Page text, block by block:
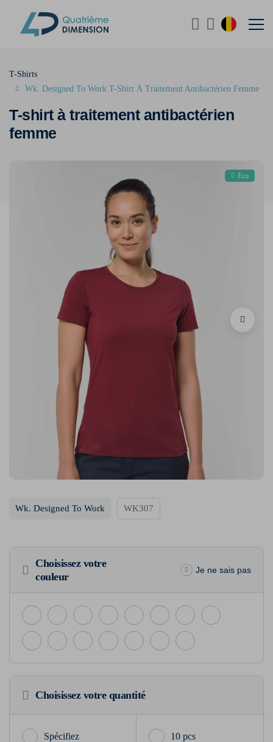
T-shirt à traitement antibactérien
femme
T-Shirts
Wk. Designed To Work T-Shirt À Traitement Antibactérien Femme
Eco
Wk. Designed To Work WK307
Choisissez votre
couleur
Je ne sais pas
Choisissez votre quantité
10 pcs